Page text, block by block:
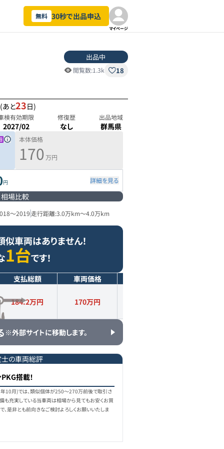
無料 30秒で出品申込
マイページ
出品中
閲覧数:1.3k 18
(あと23日)
検有効期限
2027/02
修復歴
なし
出品地域
群馬県
本体価格
170 万円
円 詳細を見る
相場比較
～2019走行距離:3.0万km～4.0万km
車両はありません！
1台です！
支払総額 車両価格
184.2万円 170万円
※外部サイトに移動します。
の車両総評
搭載！
10月)では、類似個体が250〜270万前後で取引さ
備も充実している当車両は相場から見てもお安くお買
、是非とも前向きなご検討よろしくお願いいたしま